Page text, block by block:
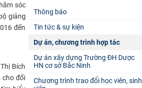
sóc
giảng
đến
Bích
cho đối
Thông báo
Tin tức & sự kiện
Dự án, chương trình hợp tác
Dự án xây dựng Trường ĐH Dược
HN cơ sở Bắc Ninh
Chương trình trao đổi học viên, sinh